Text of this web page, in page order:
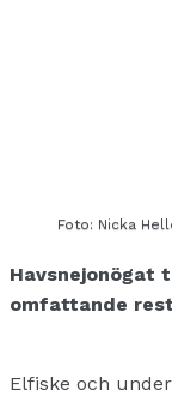
Foto: Nicka
Havsnejonögat
omfattande
Elfiske och